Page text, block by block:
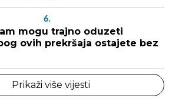
6.
mogu trajno oduzeti
ovih prekršaja ostajete bez
Prikaži više vijesti